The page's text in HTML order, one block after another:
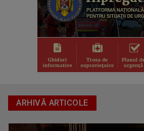
FILMUL DE ARTĂ
Luni, de la ora 22.00, sărbătorim cea de-a ...
ARHIVĂ ARTICOLE